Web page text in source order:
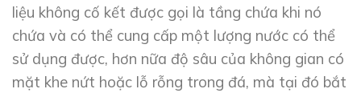
liệu không cố kết được gọi là tầng chứa khi nó
chứa và có thể cung cấp một lượng nước có thể
sử dụng được, hơn nữa độ sâu của không gian có
mặt khe nứt hoặc lỗ rỗng trong đá, mà tại đó bắt